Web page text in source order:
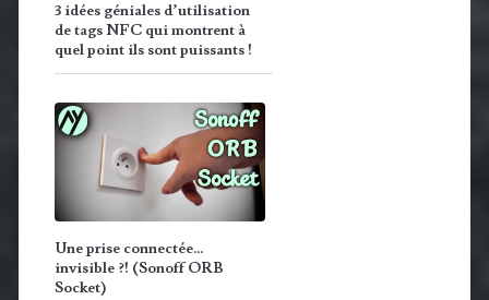
3 idées géniales d’utilisation
de tags NFC qui montrent à
quel point ils sont puissants !
Une prise connectée…
invisible ?! (Sonoff ORB
Socket)